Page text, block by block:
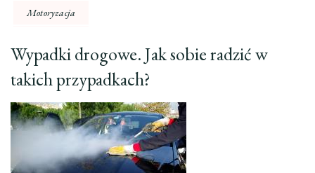
Motoryzacja
Wypadki drogowe. Jak sobie radzić w
takich przypadkach?